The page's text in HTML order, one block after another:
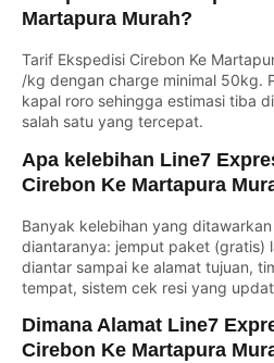
Martapura Murah?
Tarif Ekspedisi Cirebon Ke
/kg dengan charge minimal 50kg.
kapal roro sehingga estimasi tiba
salah satu yang tercepat.
Apa kelebihan Line7
Cirebon Ke Martapura
Banyak kelebihan yang
diantaranya: jemput paket (gratis)
diantar sampai ke alamat tujuan,
tempat, sistem cek resi yang
Dimana Alamat Line7
Cirebon Ke Martapura